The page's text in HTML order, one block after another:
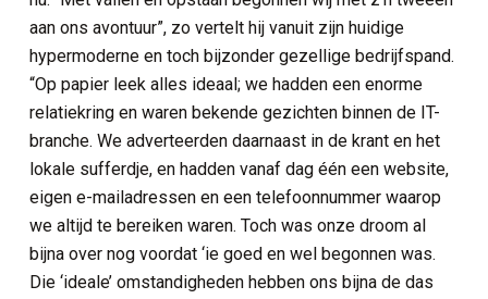
aan ons avontuur”, zo vertelt hij vanuit zijn huidige
hypermoderne en toch bijzonder gezellige bedrijfspand.
“Op papier leek alles ideaal; we hadden een enorme
relatiekring en waren bekende gezichten binnen de IT-
branche. We adverteerden daarnaast in de krant en het
lokale sufferdje, en hadden vanaf dag één een website,
eigen e-mailadressen en een telefoonnummer waarop
we altijd te bereiken waren. Toch was onze droom al
bijna over nog voordat ‘ie goed en wel begonnen was.
Die ‘ideale’ omstandigheden hebben ons bijna de das